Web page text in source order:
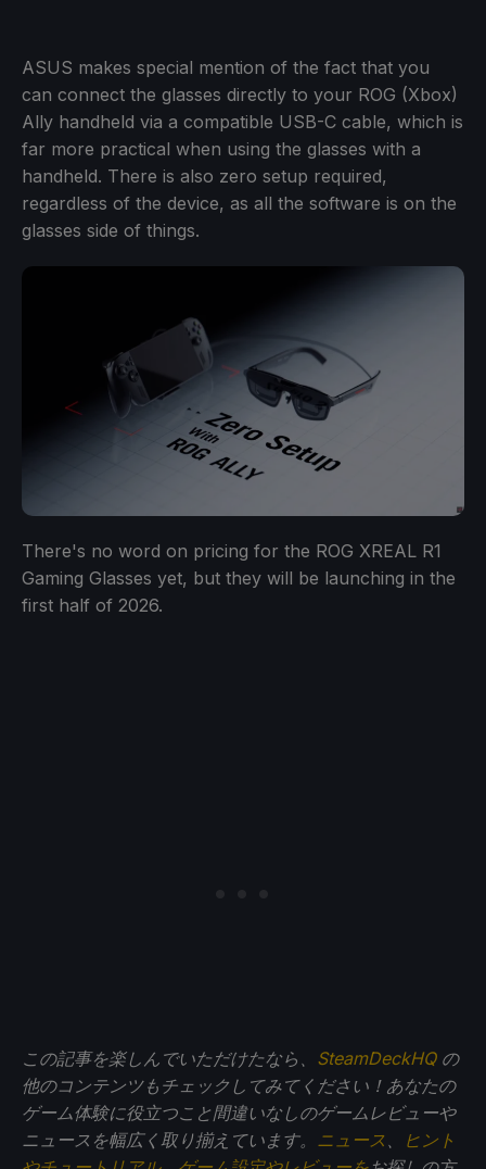
ASUS makes special mention of the fact that you
can connect the glasses directly to your ROG (Xbox)
Ally handheld via a compatible USB-C cable, which is
far more practical when using the glasses with a
handheld. There is also zero setup required,
regardless of the device, as all the software is on the
glasses side of things.
There's no word on pricing for the ROG XREAL R1
Gaming Glasses yet, but they will be launching in the
first half of 2026.
この記事を楽しんでいただけたなら、 SteamDeckHQの
他のコンテンツもチェックしてみてください！あなたの
ゲーム体験に役立つこと間違いなしのゲームレビューや
ニュースを幅広く取り揃えています。 ニュース
ヒント